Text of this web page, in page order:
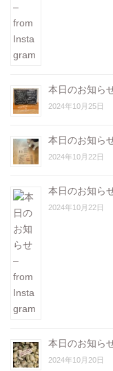
本日のお知ら
2024年10月25日
本日のお知ら
2024年10月22日
本日のお知ら
2024年10月22日
本日のお知ら
2024年10月20日